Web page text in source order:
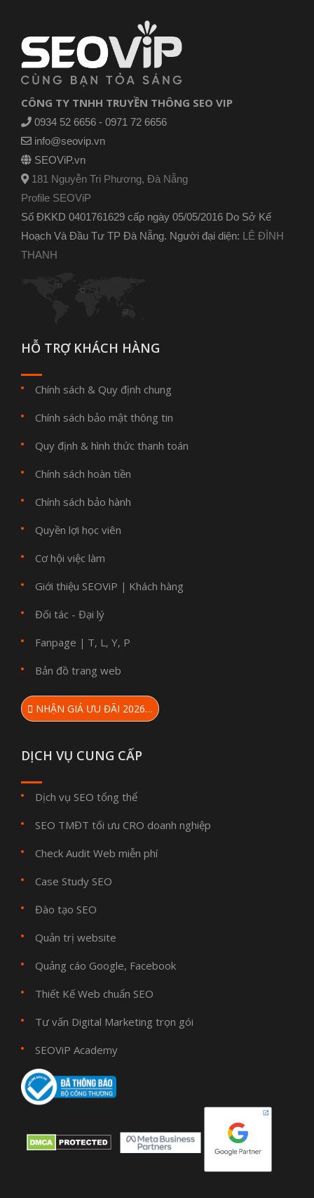
CÔNG TY TNHH TRUYỀN THÔNG SEO VIP
0934 52 6656 - 0971 72 6656
info@seovip.vn
SEOViP.vn
181 Nguyễn Tri Phương, Đà Nẵng
Profile SEOViP
Số ĐKKD 0401761629 cấp ngày 05/05/2016 Do Sở Kế
Hoạch Và Đầu Tư TP Đà Nẵng. Người đại diện: LÊ ĐÌNH
THANH
HỖ TRỢ KHÁCH HÀNG
Chính sách & Quy định chung
Chính sách bảo mật thông tin
Quy định & hình thức thanh toán
Chính sách hoàn tiền
Chính sách bảo hành
Quyền lợi học viên
Cơ hội việc làm
Giới thiệu SEOViP | Khách hàng
Đối tác - Đại lý
Fanpage | T, L, Y, P
Bản đồ trang web
NHẬN GIÁ ƯU ĐÃI 2026…
DỊCH VỤ CUNG CẤP
Dịch vụ SEO tổng thể
SEO TMĐT tối ưu CRO doanh nghiệp
Check Audit Web miễn phí
Case Study SEO
Đào tạo SEO
Quản trị website
Quảng cáo Google, Facebook
Thiết Kế Web chuẩn SEO
Tư vấn Digital Marketing trọn gói
SEOViP Academy